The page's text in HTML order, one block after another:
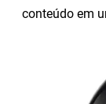
conteúdo em